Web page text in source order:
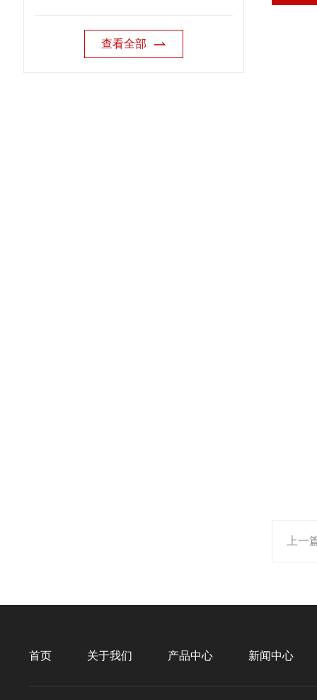
查看全部
上一
首页 关于我们 产品中心 新闻中心